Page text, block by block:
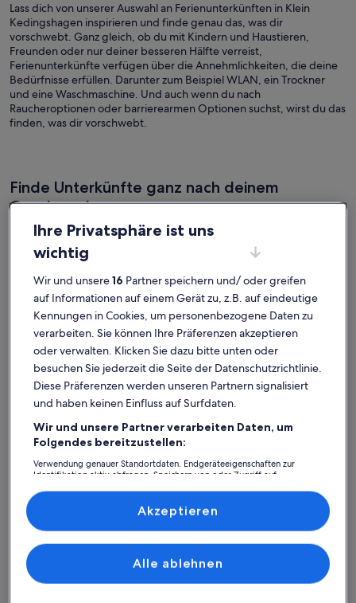
Lass dich von unserer Auswahl an Ferienunterkünften in Klein
Kedingshagen inspirieren und finde genau das, was dir
vorschwebt. Ganz gleich, ob du mit Kindern und Haustieren,
Freunden oder nur deiner besseren Hälfte verreist,
Ferienunterkünfte verfügen über die Annehmlichkeiten, die deine
Bedürfnisse erfüllen. Darunter zum Beispiel WLAN, ein Trockner
und eine Waschmaschine. Und auch wenn du nach
Raucheroptionen oder barrierearmen Optionen suchst, wirst du das
finden, was dir vorschwebt.
Finde Unterkünfte ganz nach deinem
Geschmack
Ferienhaus
Suche nach Ferienhäusern
Ferienwohnung/Apartment
Suche nach Ferienwohnungen
Klein Kedingshagen: Finde
deine perfekte Unterkunft
Weitere Infos zu Rügens jüngstes Seebad am Südstrand
Weitere
Ihre Privatsphäre ist uns
wichtig
Wir und unsere16 Partner speichern und/ oder greifen
auf Informationen auf einem Gerät zu, z.B. auf eindeutige
Kennungen in Cookies, um personenbezogene Daten zu
verarbeiten. Sie können Ihre Präferenzen akzeptieren
oder verwalten. Klicken Sie dazu bitte unten oder
besuchen Sie jederzeit die Seite der Datenschutzrichtlinie.
Diese Präferenzen werden unseren Partnern signalisiert
und haben keinen Einfluss auf Surfdaten.
Wir und unsere Partner verarbeiten Daten, um
Folgendes bereitzustellen:
Verwendung genauer Standortdaten. Endgeräteeigenschaften zur
Identifikation aktiv abfragen. Speichern von oder Zugriff auf
Inhalte, Messung von Werbeleistung und der Performance von Inhalten,
Zielgruppenforschung sowie Entwicklung und Verbesserung von
Liste der Partner (Lieferanten)
Alle ablehnen
Akzeptieren